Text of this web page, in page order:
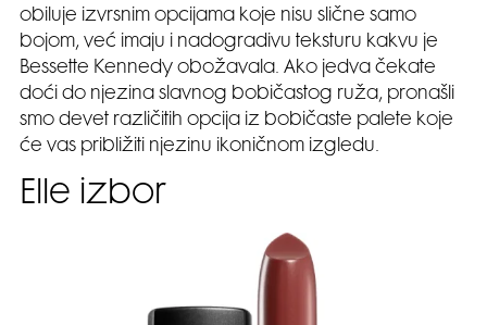
obiluje izvrsnim opcijama koje nisu slične samo
bojom, već imaju i nadogradivu teksturu kakvu je
Bessette Kennedy obožavala. Ako jedva čekate
doći do njezina slavnog bobičastog ruža, pronašli
smo devet različitih opcija iz bobičaste palete koje
će vas približiti njezinu ikoničnom izgledu.
Elle izbor